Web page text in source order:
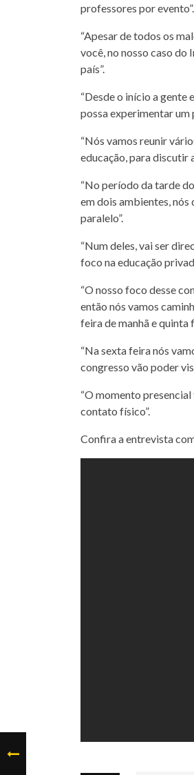
professores por evento”.
“Apesar de todos os
você, no nosso caso
país”.
“Desde o início a gente
possa experimentar um
“Nós vamos reunir
educação, para discutir
“No período da tarde
em dois ambientes,
paralelo”.
“Num deles, vai ser
foco na educação
“O nosso foco desse
então nós vamos
feira de manhã e quinta
“Na sexta feira nós
congresso vão poder
“O momento
contato físico”.
Confira a entrevista